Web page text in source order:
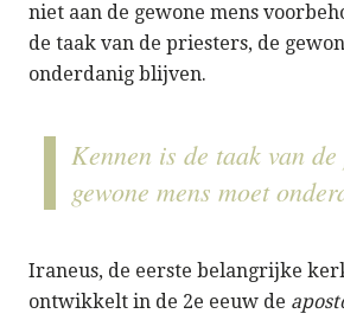
niet aan de gewone mens
de taak van de priesters, de
onderdanig blijven.
Kennen is de taak van
gewone mens moet
Iraneus, de eerste belangrijke
ontwikkelt in de 2e eeuw de